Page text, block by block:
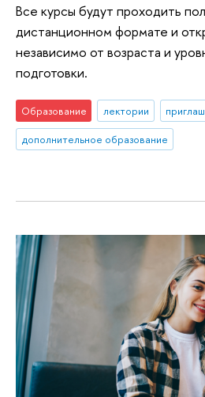
Все курсы будут проходить
дистанционном формате и
независимо от возраста и
подготовки.
Образование лектории
дополнительное образование